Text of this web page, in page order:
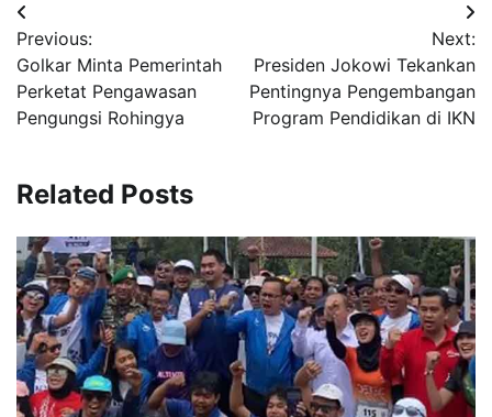
Navigasi
pos
Previous:
Golkar Minta Pemerintah
Perketat Pengawasan
Pengungsi Rohingya
Next:
Presiden Jokowi Tekankan
Pentingnya Pengembangan
Program Pendidikan di IKN
Related Posts